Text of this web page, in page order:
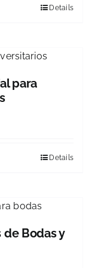
Details
para
Details
Bodas y